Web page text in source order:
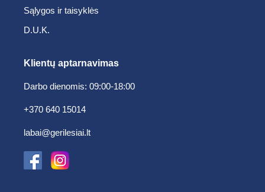
Sąlygos ir taisyklės
D.U.K.
Klientų aptarnavimas
Darbo dienomis: 09:00-18:00
+370 640 15014
labai@gerilesiai.lt